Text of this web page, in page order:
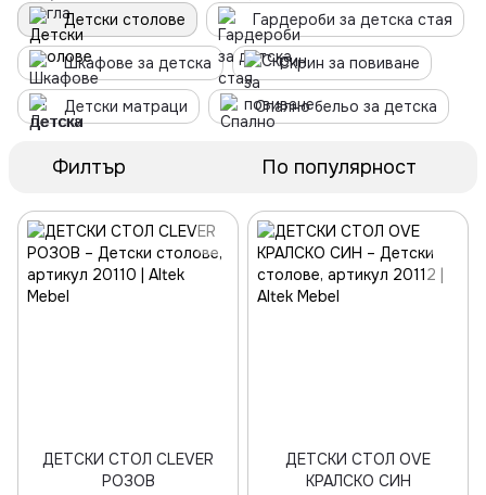
Детски столове Гардероби за детска стая
Шкафове за детска Скрин за повиване
Детски матраци Спално бельо за детска
Филтър По популярност
ДЕТСКИ СТОЛ CLEVER
РОЗОВ
ДЕТСКИ СТОЛ OVE
КРАЛСКО СИН